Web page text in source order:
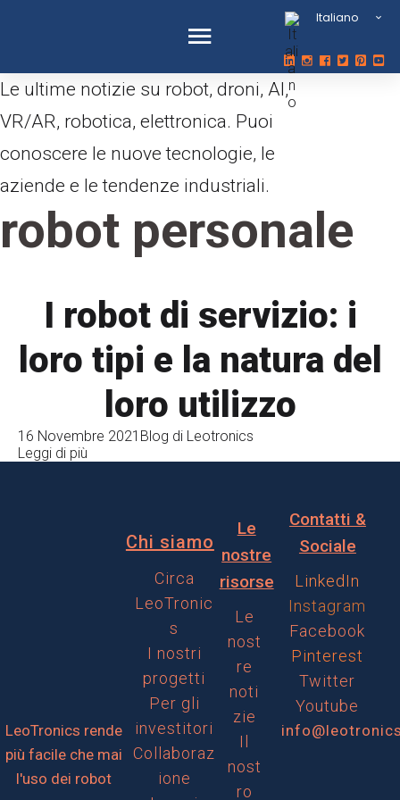
Italiano
Le ultime notizie su robot, droni, AI,
VR/AR, robotica, elettronica. Puoi
conoscere le nuove tecnologie, le
aziende e le tendenze industriali.
robot personale
I robot di servizio: i
loro tipi e la natura del
loro utilizzo
16 Novembre 2021 Blog di Leotronics
Leggi di più
LeoTronics rende
più facile che mai
l'uso dei robot
Chi siamo
Circa
LeoTronic
s
I nostri
progetti
Per gli
investitori
Collaboraz
ione
Le
nostre
risorse
Le
nost
re
noti
zie
Il
nost
ro
Contatti &
Sociale
LinkedIn
Instagram
Facebook
Pinterest
Twitter
Youtube